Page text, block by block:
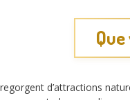
d’attractions